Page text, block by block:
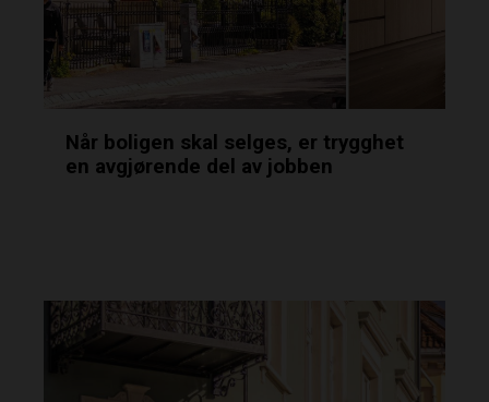
Når boligen skal selges, er trygghet
en avgjørende del av jobben